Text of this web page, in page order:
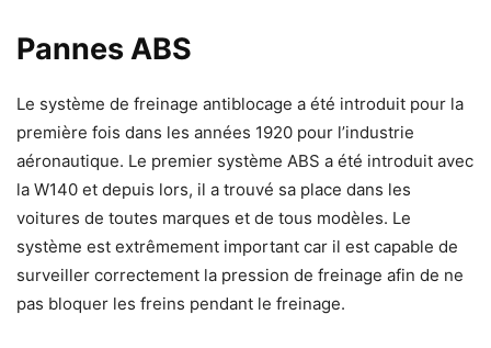
Pannes ABS
Le système de freinage antiblocage a été introduit pour la
première fois dans les années 1920 pour l’industrie
aéronautique. Le premier système ABS a été introduit avec
la W140 et depuis lors, il a trouvé sa place dans les
voitures de toutes marques et de tous modèles. Le
système est extrêmement important car il est capable de
surveiller correctement la pression de freinage afin de ne
pas bloquer les freins pendant le freinage.